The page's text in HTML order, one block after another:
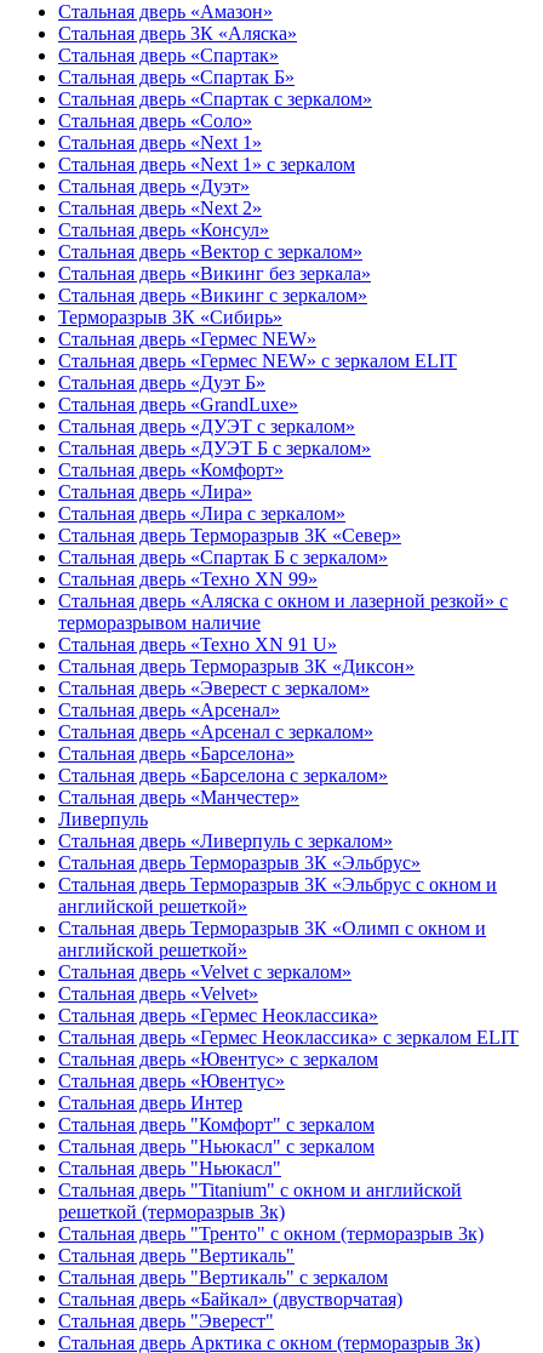
Стальная дверь «Амазон»
Стальная дверь 3К «Аляска»
Стальная дверь «Спартак»
Стальная дверь «Спартак Б»
Стальная дверь «Спартак с зеркалом»
Стальная дверь «Соло»
Стальная дверь «Next 1»
Стальная дверь «Next 1» с зеркалом
Стальная дверь «Дуэт»
Стальная дверь «Next 2»
Стальная дверь «Консул»
Стальная дверь «Вектор с зеркалом»
Стальная дверь «Викинг без зеркала»
Стальная дверь «Викинг c зеркалом»
Терморазрыв 3К «Сибирь»
Стальная дверь «Гермес NEW»
Стальная дверь «Гермес NEW» с зеркалом ELIT
Стальная дверь «Дуэт Б»
Стальная дверь «GrandLuxe»
Стальная дверь «ДУЭТ с зеркалом»
Стальная дверь «ДУЭТ Б с зеркалом»
Стальная дверь «Комфорт»
Стальная дверь «Лира»
Стальная дверь «Лира с зеркалом»
Стальная дверь Терморазрыв 3К «Север»
Стальная дверь «Спартак Б с зеркалом»
Стальная дверь «Техно XN 99»
Стальная дверь «Аляска с окном и лазерной резкой» с
терморазрывом наличие
Стальная дверь «Техно XN 91 U»
Стальная дверь Терморазрыв 3К «Диксон»
Стальная дверь «Эверест с зеркалом»
Стальная дверь «Арсенал»
Стальная дверь «Арсенал с зеркалом»
Стальная дверь «Барселона»
Стальная дверь «Барселона с зеркалом»
Стальная дверь «Манчестер»
Ливерпуль
Стальная дверь «Ливерпуль с зеркалом»
Стальная дверь Терморазрыв 3К «Эльбрус»
Стальная дверь Терморазрыв 3К «Эльбрус с окном и
английской решеткой»
Стальная дверь Терморазрыв 3К «Олимп с окном и
английской решеткой»
Стальная дверь «Velvet с зеркалом»
Стальная дверь «Velvet»
Стальная дверь «Гермес Неоклассика»
Стальная дверь «Гермес Неоклассика» с зеркалом ELIT
Стальная дверь «Ювентус» с зеркалом
Стальная дверь «Ювентус»
Стальная дверь Интер
Стальная дверь "Комфорт" с зеркалом
Стальная дверь "Ньюкасл" с зеркалом
Стальная дверь "Ньюкасл"
Стальная дверь "Titanium" с окном и английской
решеткой (терморазрыв 3к)
Стальная дверь "Тренто" с окном (терморазрыв 3к)
Стальная дверь "Вертикаль"
Стальная дверь "Вертикаль" с зеркалом
Стальная дверь «Байкал» (двустворчатая)
Стальная дверь "Эверест"
Стальная дверь Арктика с окном (терморазрыв 3к)